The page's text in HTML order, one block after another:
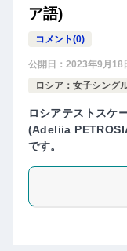
ア語)
コメント(0)
公開日： 2023年9月18
ロシア：女子シング
ロシアテストスケ
(Adeliia
です。